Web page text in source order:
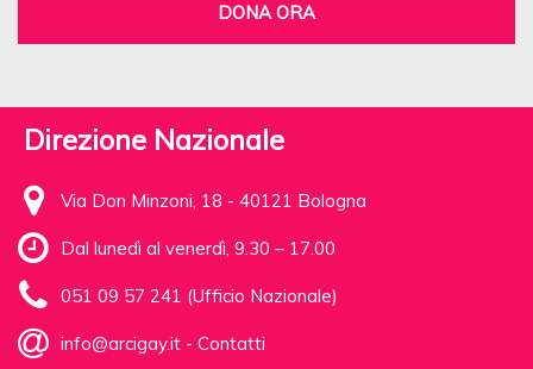
DONA ORA
Direzione Nazionale
Via Don Minzoni, 18 - 40121 Bologna
Dal lunedì al venerdì, 9.30 – 17.00
051 09 57 241 (Ufficio Nazionale)
info@arcigay.it - Contatti